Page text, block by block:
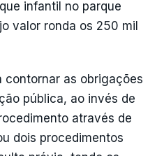
infantil no parque
valor ronda os 250 mil
contornar as obrigações
pública, ao invés de
através de
dois procedimentos